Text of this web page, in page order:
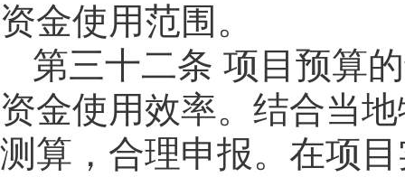
资金使用范围。
第三十二条 项目预算
资金使用效率。结合当
测算，合理申报。在项